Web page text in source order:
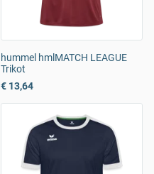
hummel hmlMATCH LEAGUE
Trikot
€ 13,64